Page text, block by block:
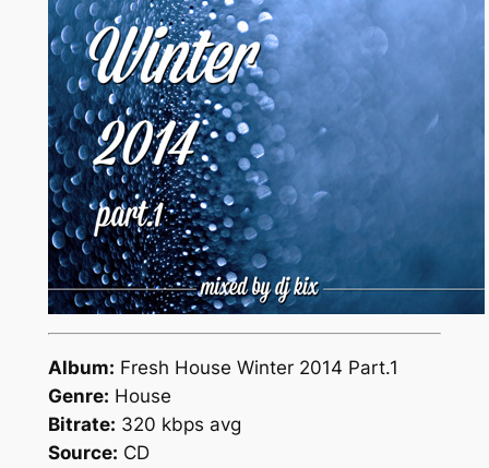
Album: Fresh House Winter 2014 Part.1
Genre: House
Bitrate: 320 kbps avg
Source: CD